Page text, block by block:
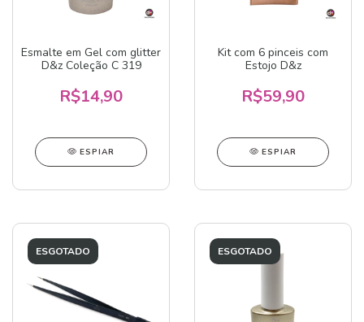
Esmalte em Gel com glitter
D&z Coleção C 319
R$14,90
ESPIAR
Kit com 6 pinceis com
Estojo D&z
R$59,90
ESPIAR
ESGOTADO ESGOTADO